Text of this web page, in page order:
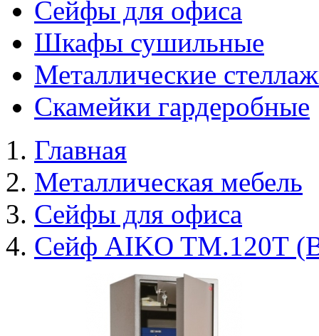
Сейфы для офиса
Шкафы сушильные
Металлические
Скамейки гардеробные
Главная
Металлическая мебель
Сейфы для офиса
Сейф AIKO TM.120Т